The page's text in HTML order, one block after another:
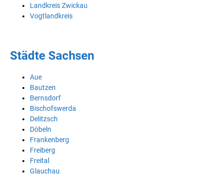
Landkreis Zwickau
Vogtlandkreis
Städte Sachsen
Aue
Bautzen
Bernsdorf
Bischofswerda
Delitzsch
Döbeln
Frankenberg
Freiberg
Freital
Glauchau